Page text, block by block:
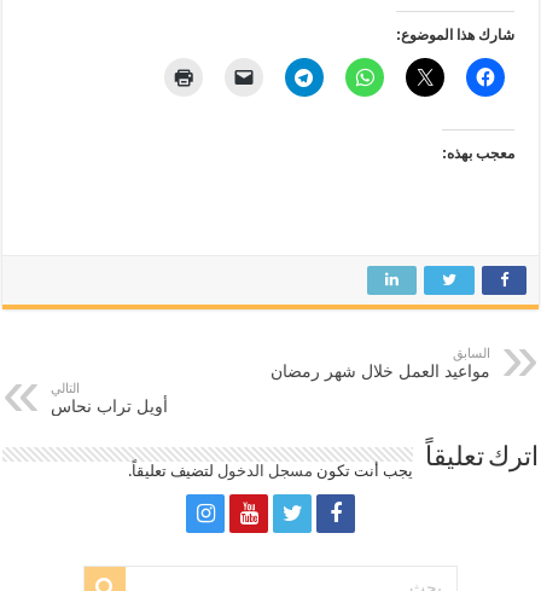
شارك هذا الموضوع:
معجب بهذه:
السابق
مواعيد العمل خلال شهر رمضان
التالي
أويل تراب نحاس
اترك تعليقاً يجب أنت تكون مسجل الدخول لتضيف تعليقاً.